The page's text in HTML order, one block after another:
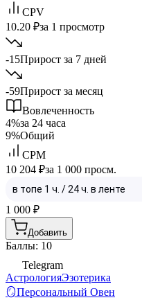
CPV
10.20 ₽за 1 просмотр
-15Прирост за 7 дней
-59Прирост за месяц
Вовлеченность
4%за 24 часа
9%Общий
CPM
10 204 ₽за 1 000 просм.
1 000 ₽
Добавить
Баллы: 10
Telegram
АстрологияЭзотерика
🪞Персональный Овен